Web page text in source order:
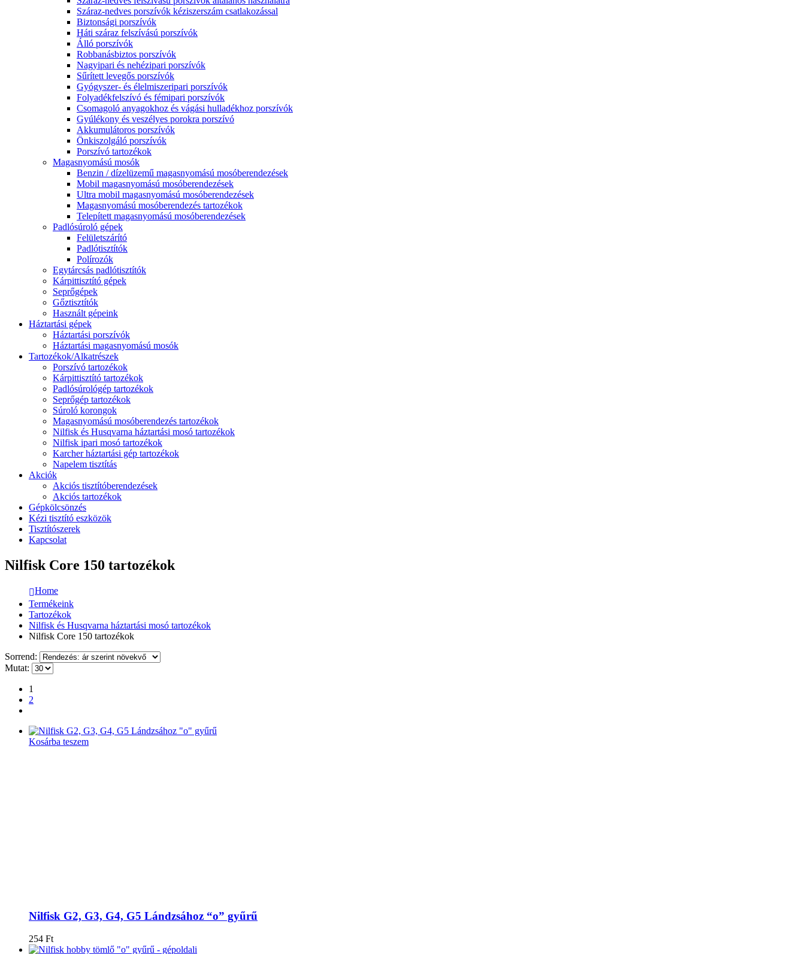
Száraz-nedves porszívók kéziszerszám csatlakozással
Biztonsági porszívók
Háti száraz felszívású porszívók
Álló porszívók
Robbanásbiztos porszívók
Nagyipari és nehézipari porszívók
Sűrített levegős porszívók
Gyógyszer- és élelmiszeripari porszívók
Folyadékfelszívó és fémipari porszívók
Csomagoló anyagokhoz és vágási hulladékhoz porszívók
Gyúlékony és veszélyes porokra porszívó
Akkumulátoros porszívók
Önkiszolgáló porszívók
Porszívó tartozékok
Magasnyomású mosók
Benzin / dízelüzemű magasnyomású mosóberendezések
Mobil magasnyomású mosóberendezések
Ultra mobil magasnyomású mosóberendezések
Magasnyomású mosóberendezés tartozékok
Telepített magasnyomású mosóberendezések
Padlósúroló gépek
Felületszárító
Padlótisztítók
Polírozók
Egytárcsás padlótisztítók
Kárpittisztító gépek
Seprőgépek
Gőztisztítók
Használt gépeink
Háztartási gépek
Háztartási porszívók
Háztartási magasnyomású mosók
Tartozékok/Alkatrészek
Porszívó tartozékok
Kárpittisztító tartozékok
Padlósúrológép tartozékok
Seprőgép tartozékok
Súroló korongok
Magasnyomású mosóberendezés tartozékok
Nilfisk és Husqvarna háztartási mosó tartozékok
Nilfisk ipari mosó tartozékok
Karcher háztartási gép tartozékok
Napelem tisztítás
Akciók
Akciós tisztítóberendezések
Akciós tartozékok
Gépkölcsönzés
Kézi tisztító eszközök
Tisztítószerek
Kapcsolat
Nilfisk Core 150 tartozékok
Home
Termékeink
Tartozékok
Nilfisk és Husqvarna háztartási mosó tartozékok
Nilfisk Core 150 tartozékok
Sorrend:
Mutat:
1
2
Kosárba teszem
Nilfisk G2, G3, G4, G5 Lándzsához “o” gyűrű
254 Ft